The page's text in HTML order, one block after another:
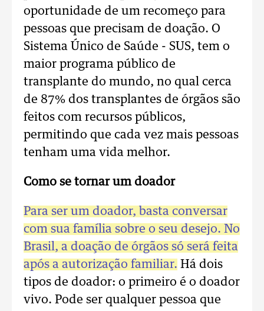
oportunidade de um recomeço para
pessoas que precisam de doação. O
Sistema Único de Saúde - SUS, tem o
maior programa público de
transplante do mundo, no qual cerca
de 87% dos transplantes de órgãos são
feitos com recursos públicos,
permitindo que cada vez mais pessoas
tenham uma vida melhor.
Como se tornar um doador
Para ser um doador, basta conversar
com sua família sobre o seu desejo. No
Brasil, a doação de órgãos só será feita
após a autorização familiar. Há dois
tipos de doador: o primeiro é o doador
vivo. Pode ser qualquer pessoa que